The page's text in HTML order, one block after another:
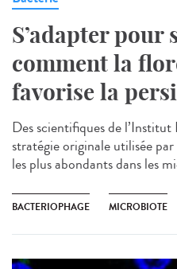
S’adapter pour
comment la
favorise la
Des scientifiques de
stratégie originale utilisée
les plus abondants dans les
BACTERIOPHAGE MICROBIOTE